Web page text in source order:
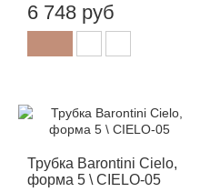
6 748 руб
Трубка Barontini Cielo,
форма 5 \ CIELO-05